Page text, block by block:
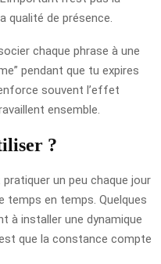
qualité de présence.
chaque phrase à une
pendant que tu expires
souvent l’effet
ensemble.
?
un peu chaque jour
temps en temps. Quelques
à installer une dynamique
que la constance compte